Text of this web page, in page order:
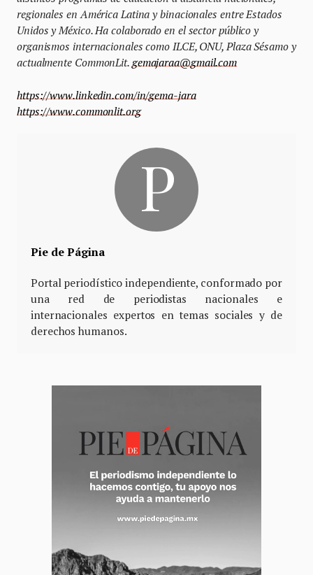
regionales en América Latina y binacionales entre Estados
Unidos y México. Ha colaborado en el sector público y
organismos internacionales como ILCE, ONU, Plaza Sésamo y
actualmente CommonLit.gemajaraa@gmail.com
https://www.linkedin.com/in/gema-jara
https://www.commonlit.org
Pie de Página
Portal periodístico independiente, conformado por
una red de periodistas nacionales e
internacionales expertos en temas sociales y de
derechos humanos.